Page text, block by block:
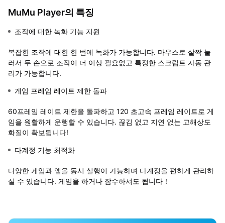
MuMu Player의 특징
조작에 대한 녹화 기능 지원
복잡한 조작에 대한 한 번에 녹화가 가능합니다. 마우스로 살짝 눌
러서 두 손으로 조작이 더 이상 필요없고 특정한 스크립트 자동 관
리가 가능합니다.
게임 프레임 레이트 제한 돌파
60프레임 레이트 제한을 돌파하고 120 초고속 프레임 레이트로 게
임을 원활하게 운행할 수 있습니다. 끊김 없고 지연 없는 고해상도
화질이 확보됩니다!
다계정 기능 최적화
다양한 게임과 앱을 동시 실행이 가능하며 다계정을 편하게 관리하
실 수 있습니다. 게임을 하거나 잠수하셔도 됩니다！